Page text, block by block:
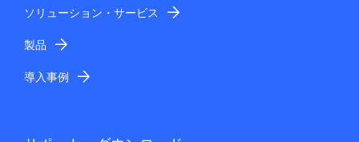
ソリューション・サービス
製品
導入事例